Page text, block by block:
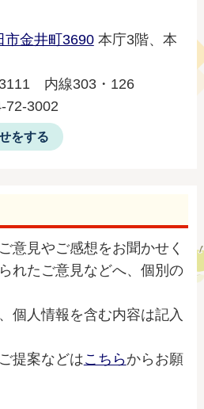
市金井町3690本庁3階、本
内線303・126
をする
意見やご感想をお聞かせく
れたご意見などへ、個別の
個人情報を含む内容は記入
提案などはこちらからお願